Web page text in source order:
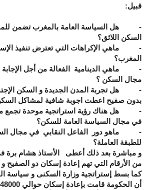
قبيل:
- هل السياسة العامة بالمغرب تضمن
السكن اللائق؟
- ماهي الإكراهات التي تعترض تنفيذ
المغرب؟
- ماهي الدينامية الفعالة من أجل
مجال السكن ؟
- هل تجربة المدن الجديدة و السكن
بدون صفيح اعطت اجوبة شافية لمشاكل
- هل هناك رؤية استراتجية موحدة تجمع
في مجال السياسة العامة للسكن؟
- ماهو دور الفاعل النقابي في مجال
للطبقة العاملة؟
و مباشرة بعد ذلك أعطى الأستاذ هشام برة
من الأرقام التي تهم إعادة إسكان دو الصفيح و
كما بسط إستراتجية وزارة السكنى و سياسة